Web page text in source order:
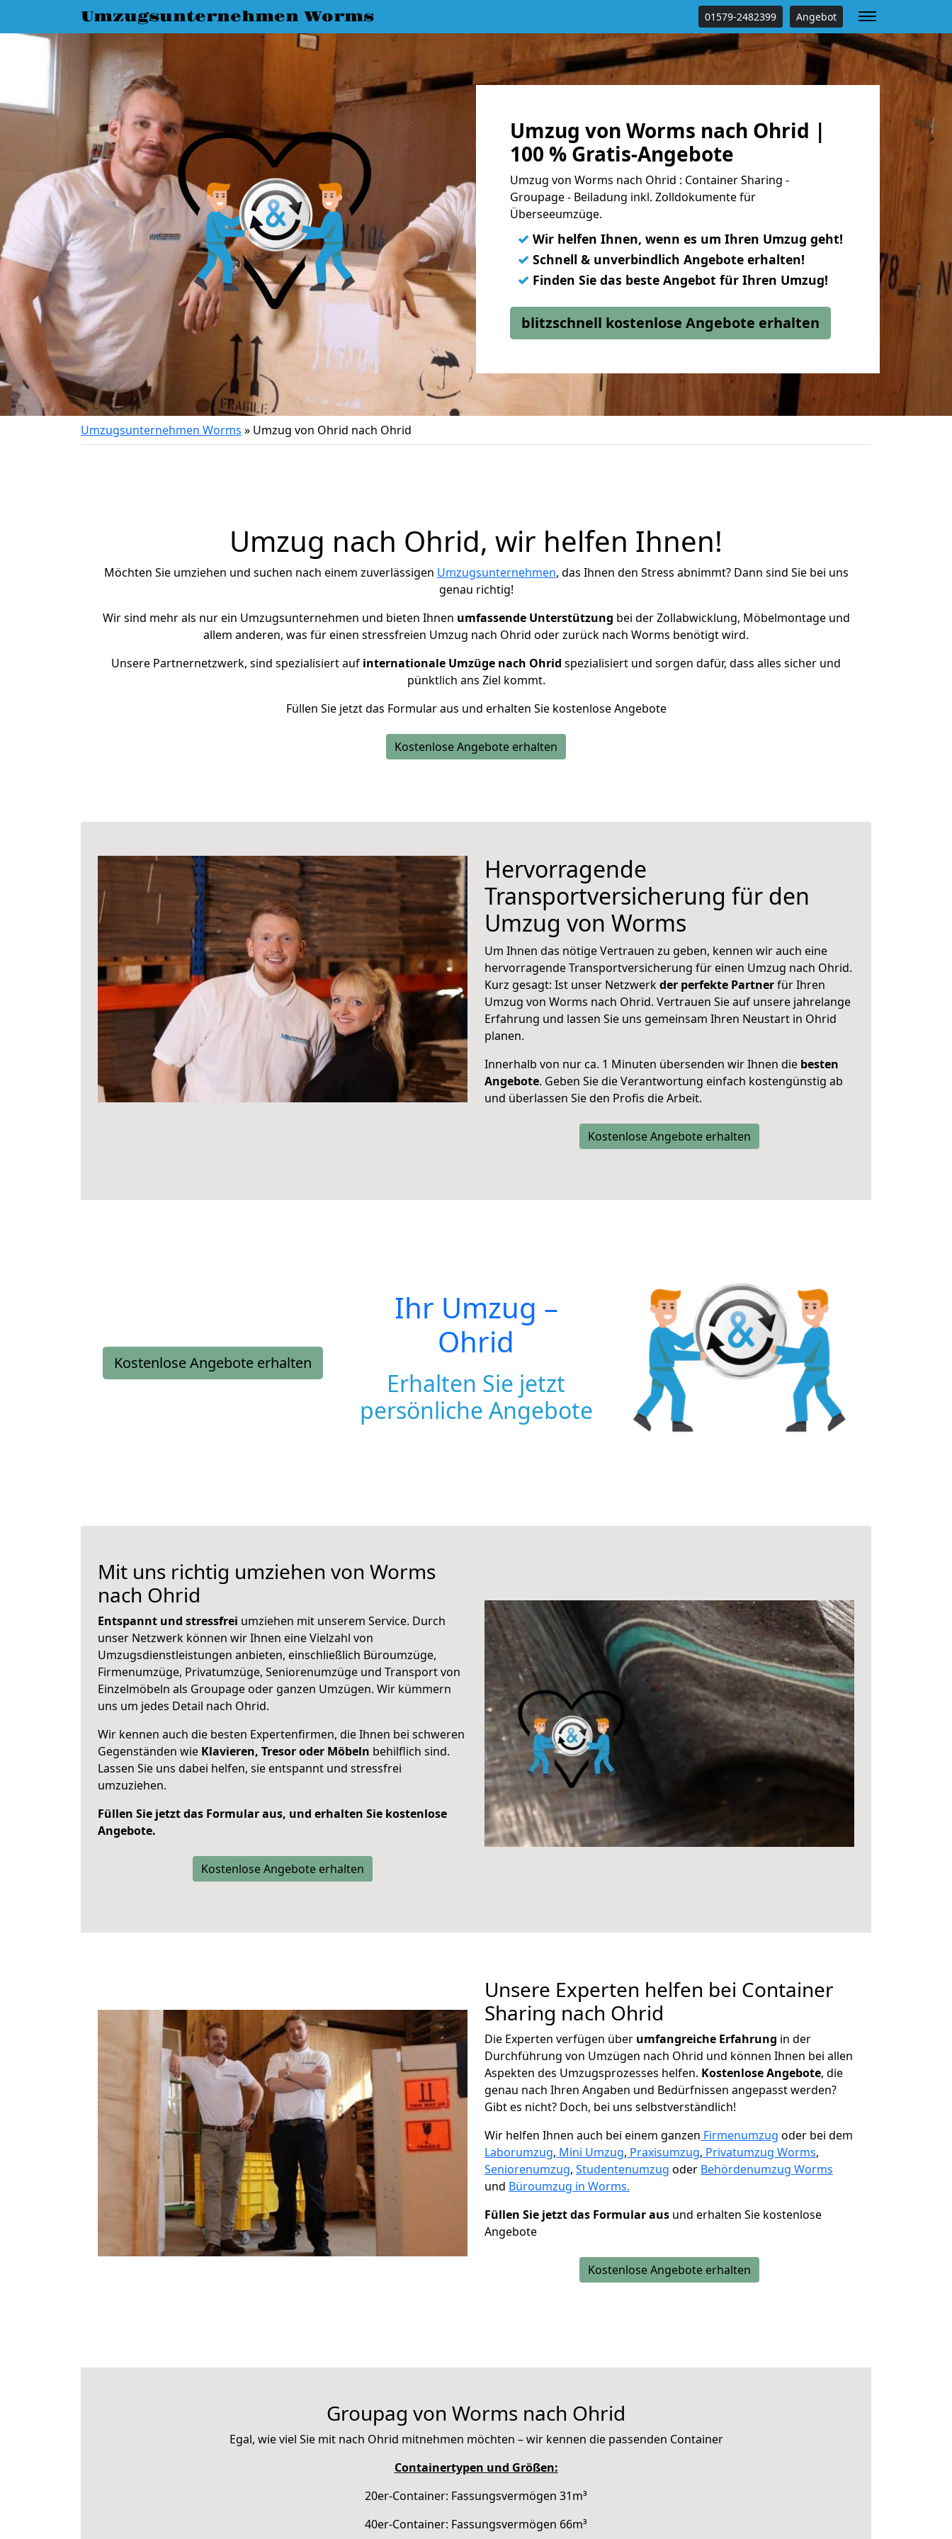
Umzugsunternehmen Worms 01579-2482399 Angebot
Umzug von Worms nach Ohrid |
100 % Gratis-Angebote
Umzug von Worms nach Ohrid : Container Sharing -
Groupage - Beiladung inkl. Zolldokumente für
Überseeumzüge.
✓ Wir helfen Ihnen, wenn es um Ihren Umzug geht!
✓ Schnell & unverbindlich Angebote erhalten!
✓ Finden Sie das beste Angebot für Ihren Umzug!
blitzschnell kostenlose Angebote erhalten
Umzugsunternehmen Worms » Umzug von Ohrid nach Ohrid
Umzug nach Ohrid, wir helfen Ihnen!
Möchten Sie umziehen und suchen nach einem zuverlässigen Umzugsunternehmen, das Ihnen den Stress abnimmt? Dann sind Sie bei uns
genau richtig!
Wir sind mehr als nur ein Umzugsunternehmen und bieten Ihnen umfassende Unterstützung bei der Zollabwicklung, Möbelmontage und
allem anderen, was für einen stressfreien Umzug nach Ohrid oder zurück nach Worms benötigt wird.
Unsere Partnernetzwerk, sind spezialisiert auf internationale Umzüge nach Ohrid spezialisiert und sorgen dafür, dass alles sicher und
pünktlich ans Ziel kommt.
Füllen Sie jetzt das Formular aus und erhalten Sie kostenlose Angebote
Kostenlose Angebote erhalten
Hervorragende
Transportversicherung für den
Umzug von Worms
Um Ihnen das nötige Vertrauen zu geben, kennen wir auch eine
hervorragende Transportversicherung für einen Umzug nach Ohrid.
Kurz gesagt: Ist unser Netzwerkder perfekte Partnerfür Ihren
Umzug von Worms nach Ohrid. Vertrauen Sie auf unsere jahrelange
Erfahrung und lassen Sie uns gemeinsam Ihren Neustart in Ohrid
planen.
Innerhalb von nur ca. 1 Minuten übersenden wir Ihnen die besten
Angebote. Geben Sie die Verantwortung einfach kostengünstig ab
und überlassen Sie den Profis die Arbeit.
Kostenlose Angebote erhalten
Kostenlose Angebote erhalten
Ihr Umzug –
Ohrid
Erhalten Sie jetzt
persönliche Angebote
Mit uns richtig umziehen von Worms
nach Ohrid
Entspannt und stressfrei umziehen mit unserem Service. Durch
unser Netzwerk können wir Ihnen eine Vielzahl von
Umzugsdienstleistungen anbieten, einschließlich Büroumzüge,
Firmenumzüge, Privatumzüge, Seniorenumzüge und Transport von
Einzelmöbeln als Groupage oder ganzen Umzügen. Wir kümmern
uns um jedes Detail nach Ohrid.
Wir kennen auch die besten Expertenfirmen, die Ihnen bei schweren
Gegenständen wie Klavieren, Tresor oder Möbeln behilflich sind.
Lassen Sie uns dabei helfen, sie entspannt und stressfrei
umzuziehen.
Füllen Sie jetzt das Formular aus, und erhalten Sie kostenlose
Angebote.
Kostenlose Angebote erhalten
Unsere Experten helfen bei Container
Sharing nach Ohrid
Die Experten verfügen über umfangreiche Erfahrung in der
Durchführung von Umzügen nach Ohrid und können Ihnen bei allen
Aspekten des Umzugsprozesses helfen. Kostenlose Angebote, die
genau nach Ihren Angaben und Bedürfnissen angepasst werden?
Gibt es nicht? Doch, bei uns selbstverständlich!
Wir helfen Ihnen auch bei einem ganzen Firmenumzug oder bei dem
Laborumzug, Mini Umzug, Praxisumzug, Privatumzug Worms,
Seniorenumzug, Studentenumzug oder Behördenumzug Worms
und Büroumzug in Worms.
Füllen Sie jetzt das Formular aus und erhalten Sie kostenlose
Angebote
Kostenlose Angebote erhalten
Groupag von Worms nach Ohrid
Egal, wie viel Sie mit nach Ohrid mitnehmen möchten – wir kennen die passenden Container
Containertypen und Größen:
20er-Container: Fassungsvermögen 31m³
40er-Container: Fassungsvermögen 66m³